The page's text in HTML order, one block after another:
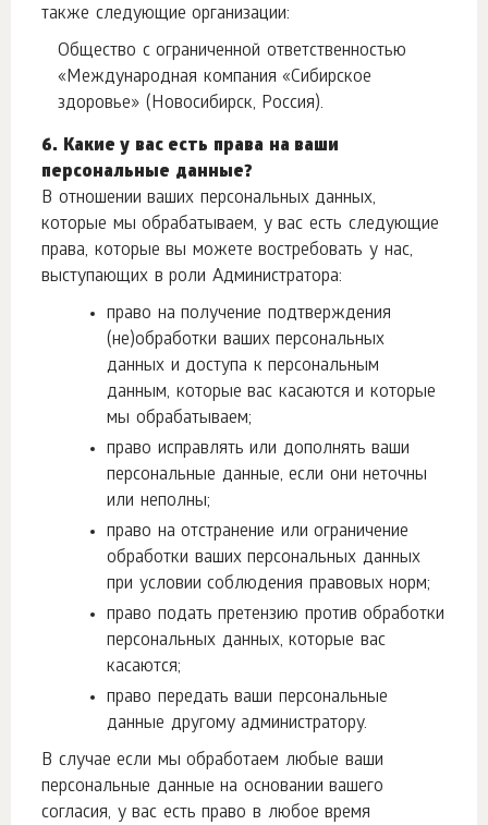
также следующие организации:
Общество с ограниченной ответственностью
«Международная компания «Сибирское
здоровье» (Новосибирск, Россия).
6. Какие у вас есть права на ваши
персональные данные?
В отношении ваших персональных данных,
которые мы обрабатываем, у вас есть следующие
права, которые вы можете востребовать у нас,
выступающих в роли Администратора:
право на получение подтверждения
(не)обработки ваших персональных
данных и доступа к персональным
данным, которые вас касаются и которые
мы обрабатываем;
право исправлять или дополнять ваши
персональные данные, если они неточны
или неполны;
право на отстранение или ограничение
обработки ваших персональных данных
при условии соблюдения правовых норм;
право подать претензию против обработки
персональных данных, которые вас
касаются;
право передать ваши персональные
данные другому администратору.
В случае если мы обработаем любые ваши
персональные данные на основании вашего
согласия, у вас есть право в любое время